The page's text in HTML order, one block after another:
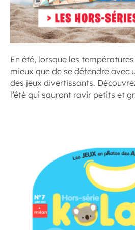
En été, lorsque les
mieux que de se détendre avec
des jeux divertissants.
l’été qui sauront ravir petits et